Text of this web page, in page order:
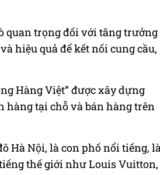
quan trọng đối với tăng trưởng
hiệu quả để kết nối cung cầu,
Hàng Việt” được xây dựng
hàng tại chỗ và bán hàng trên
Hà Nội, là con phố nổi tiếng,
thế giới như Louis Vuitton,